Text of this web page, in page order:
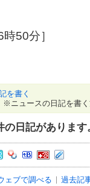
50分］
を書く
※ニュースの日記を書
の日記があります
ェブで調べる 過去記